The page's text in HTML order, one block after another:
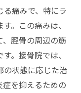
痛みで、特にラ
。この痛みは、
脛骨の周辺の筋
。接骨院では、
の状態に応じた治
を抑えるための